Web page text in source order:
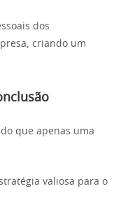
dos
criando um
que apenas uma
valiosa para o